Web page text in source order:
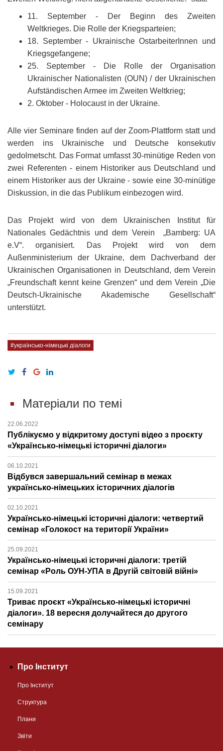
11. September - Der Beginn des Zweiten
Weltkrieges. Die Rolle der Kriegsparteien;
18. September - Ukrainische OstarbeiterInnen und
Kriegsgefangene;
25. September - Die Rolle der Organisation
Ukrainischer Nationalisten (OUN) / der Ukrainischen
Aufständischen Armee im Zweiten Weltkrieg;
2. Oktober - Holocaust in der Ukraine.
Alle vier Seminare finden auf der Zoom-Plattform statt und
werden ins Ukrainische und Deutsche konsekutiv
gedolmetscht. Das Format umfasst 30-minütige Reden von
zwei Referenten - einem Historiker aus Deutschland und
einem Historiker aus der Ukraine - sowie eine 30-minütige
Diskussion, in die das Publikum einbezogen wird.
Das Projekt wird von dem Ukrainischen Institut für
Nationales Gedächtnis und dem Verein „Bamberg: UA
e.V“. organisiert. Das Projekt wird von dem
Außenministerium der Ukraine, dem Dachverband der
Ukrainischen Organisationen in Deutschland, dem Verein
„Freundschaft kennt keine Grenzen“ und dem Verein „Die
Deutsch-Ukrainische Akademische Gesellschaft“
unterstützt.
#українсько-німецькі діалоги
Матеріали по темі
22.06.2022
Публікуємо у відкритому доступі відео з проєкту
«Українсько-німецькі історичні діалоги»
06.10.2021
Відбувся завершальний семінар в межах
українсько-німецьких історичних діалогів
02.10.2021
Українсько-німецькі історичні діалоги: четвертий
семінар «Голокост на території України»
25.09.2021
Українсько-німецькі історичні діалоги: третій
семінар «Роль ОУН-УПА в Другій світовій війні»
15.09.2021
Триває проєкт «Українсько-німецькі історичні
діалоги». 18 вересня долучайтеся до другого
семінару
Про Інститут
Про Інститут
Структура
Плани
Звіти